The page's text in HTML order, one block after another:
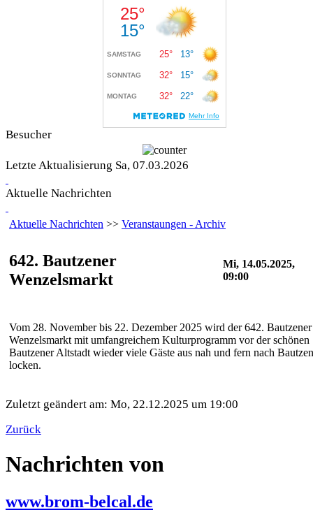
Besucher
Letzte Aktualisierung Sa, 07.03.2026
Aktuelle Nachrichten
Aktuelle Nachrichten >> Veranstaungen - Archiv
642. Bautzener
Wenzelsmarkt
Mi, 14.05.2025,
09:00
Vom 28. November bis 22. Dezember 2025 wird der 642. Bautzener
Wenzelsmarkt mit umfangreichem Kulturprogramm vor der schönen
Bautzener Altstadt wieder viele Gäste aus nah und fern nach Bautzen
locken.
Zuletzt geändert am: Mo, 22.12.2025 um 19:00
Zurück
Nachrichten von
www.brom-belcal.de